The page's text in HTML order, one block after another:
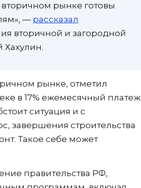
рынке готовы
— рассказал
вторичной и загородной
рынке, отметил
в 17% ежемесячный платеж
ситуация и с
завершения строительства
Такое себе может
правительства РФ,